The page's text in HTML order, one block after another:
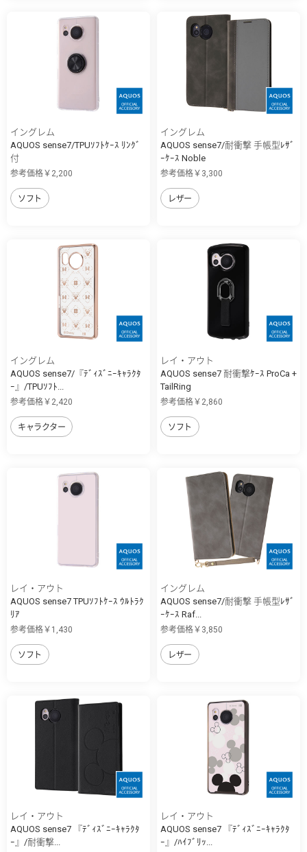
イングレム
AQUOS sense7/TPUｿﾌﾄｹｰｽ ﾘﾝｸﾞ
付
参考価格￥2,200
ソフト
イングレム
AQUOS sense7/耐衝撃 手帳型ﾚｻﾞ
ｰｹｰｽ Noble
参考価格￥3,300
レザー
イングレム
AQUOS sense7/『ﾃﾞｨｽﾞﾆｰｷｬﾗｸﾀ
ｰ』/TPUｿﾌﾄ...
参考価格￥2,420
キャラクター
レイ・アウト
AQUOS sense7 耐衝撃ｹｰｽ ProCa +
TailRing
参考価格￥2,860
ソフト
レイ・アウト
AQUOS sense7 TPUｿﾌﾄｹｰｽ ｳﾙﾄﾗｸ
ﾘｱ
参考価格￥1,430
ソフト
イングレム
AQUOS sense7/耐衝撃 手帳型ﾚｻﾞ
ｰｹｰｽ Raf...
参考価格￥3,850
レザー
レイ・アウト
AQUOS sense7 『ﾃﾞｨｽﾞﾆｰｷｬﾗｸﾀ
ｰ』/耐衝撃...
レイ・アウト
AQUOS sense7 『ﾃﾞｨｽﾞﾆｰｷｬﾗｸﾀ
ｰ』/ﾊｲﾌﾞﾘｯ...